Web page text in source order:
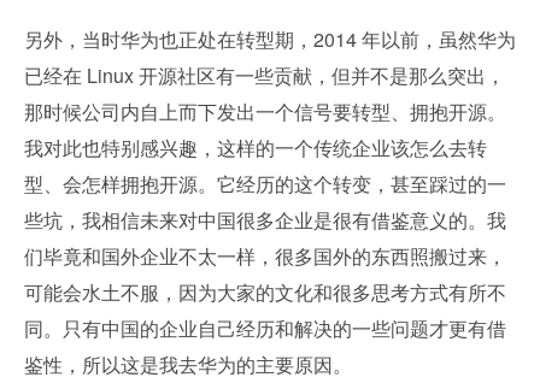
另外，当时华为也正处在转型期，2014 年以前，虽然华为
已经在 Linux 开源社区有一些贡献，但并不是那么突出，
那时候公司内自上而下发出一个信号要转型、拥抱开源。
我对此也特别感兴趣，这样的一个传统企业该怎么去转
型、会怎样拥抱开源。它经历的这个转变，甚至踩过的一
些坑，我相信未来对中国很多企业是很有借鉴意义的。我
们毕竟和国外企业不太一样，很多国外的东西照搬过来，
可能会水土不服，因为大家的文化和很多思考方式有所不
同。只有中国的企业自己经历和解决的一些问题才更有借
鉴性，所以这是我去华为的主要原因。